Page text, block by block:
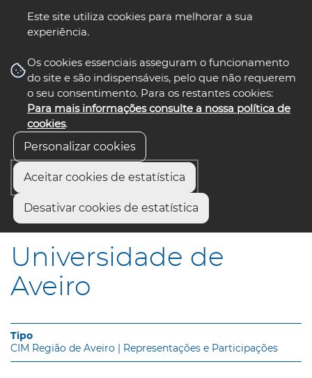
Este site utiliza cookies para melhorar a sua
experiência.
Os cookies essenciais asseguram o funcionamento
do site e são indispensáveis, pelo que não requerem
o seu consentimento. Para os restantes cookies:
Para mais informações consulte a nossa política de
cookies.
Personalizar cookies
Aceitar cookies de estatística
Desativar cookies de estatística
nos select language
Início
Parcerias e Representações
Universidade de Aveiro
Universidade de
Aveiro
CIM Região de Aveiro | Representações e Participações